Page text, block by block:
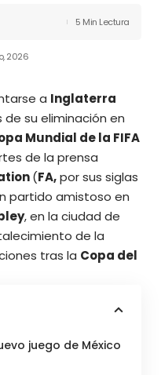
2026
5 Min Lectura
a Inglaterra
su eliminación en
Mundial de la FIFA
de la prensa
(FA,por sus siglas
partido amistoso en
, en la ciudad de
de la
tras la Copa del
juego de México